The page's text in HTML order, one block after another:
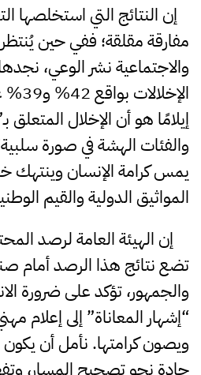
إن النتائج التي استخلصها
مفارقة مقلقة؛ ففي حين
والاجتماعية نشر الوعي،
إيلامًا هو أن الإخلال المتعلق
والفئات الهشة في صورة سلبية”
يمس كرامة الإنسان وينتهك
المواثيق الدولية والقيم
إن الهيئة العامة لرصد
تضع نتائج هذا الرصد أمام
والجمهور، تؤكد على ضرورة
“إشهار المعاناة” إلى إعلام
ويصون كرامتها. نأمل أن
جادة نحو تصحيح المسار،